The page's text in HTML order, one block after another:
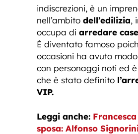
indiscrezioni, è un
nell’ambito dell’edilizia,
occupa di arredare
È diventato famoso
occasioni ha avuto
con personaggi noti ed
che è stato definito
VIP.
Leggi anche:
sposa: Alfonso